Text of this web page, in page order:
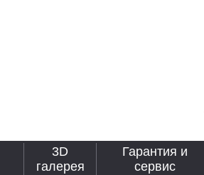
3D
галерея
Гарантия и
сервис